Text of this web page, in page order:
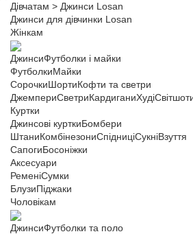
Дівчатам > Джинси Losan
Джинси для дівчинки Losan
Жінкам
ДжинсиФутболки і майки
ФутболкиМайки
СорочкиШортиКофти та светри
ДжемпериСветриКардиганиХуді
Куртки
Джинсові курткиБомбери
ШтаниКомбінезониСпідниціСукніВзуття
СапогиБосоніжки
Аксесуари
РеменіСумки
БлузиПіджаки
Чоловікам
ДжинсиФутболки та поло